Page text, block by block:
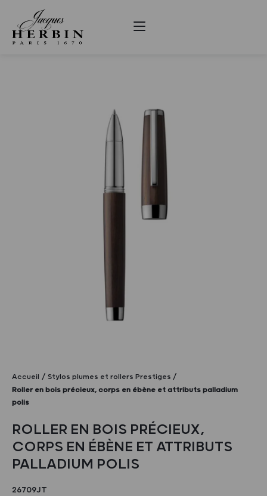
Accueil
Stylos plumes et rollers Prestiges
Roller en bois précieux, corps en ébène et attributs palladium
polis
ROLLER EN BOIS PRÉCIEUX,
CORPS EN ÉBÈNE ET ATTRIBUTS
PALLADIUM POLIS
26709JT